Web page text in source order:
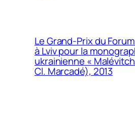
Le Grand-Prix du
à Lviv pour la
ukrainienne «
Cl. Marcadé), 2013